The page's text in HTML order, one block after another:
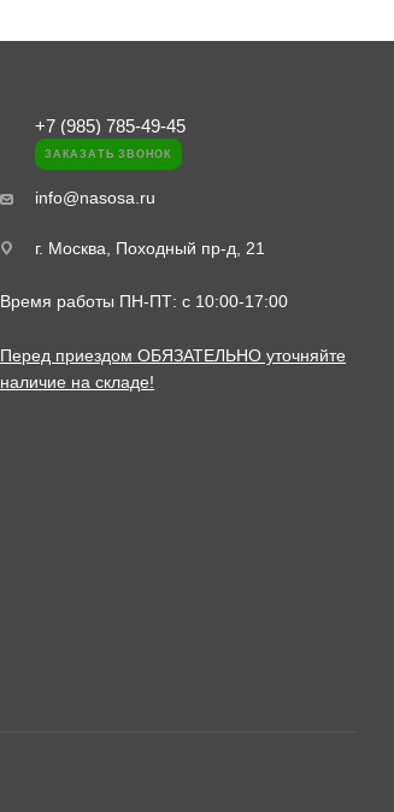
+7 (985) 785-49-45
ЗАКАЗАТЬ ЗВОНОК
info@nasosa.ru
г. Москва, Походный пр-д, 21
Время работы ПН-ПТ: с 10:00-17:00
Перед приездом ОБЯЗАТЕЛЬНО уточняйте
наличие на складе!